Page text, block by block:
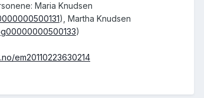
Maria Knudsen
), Martha Knudsen
)
em20110223630214